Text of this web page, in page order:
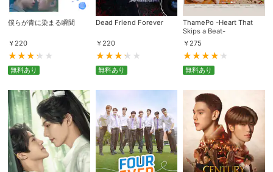
僕らが青に染まる瞬間
￥ 220
無料あり
Dead Friend Forever
￥ 220
無料あり
ThamePo -Heart That
Skips a Beat-
￥ 275
無料あり